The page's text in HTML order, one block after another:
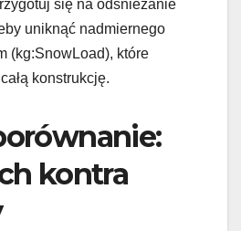
się na odśnieżanie
uniknąć nadmiernego
(kg:SnowLoad), które
konstrukcję.
kontra